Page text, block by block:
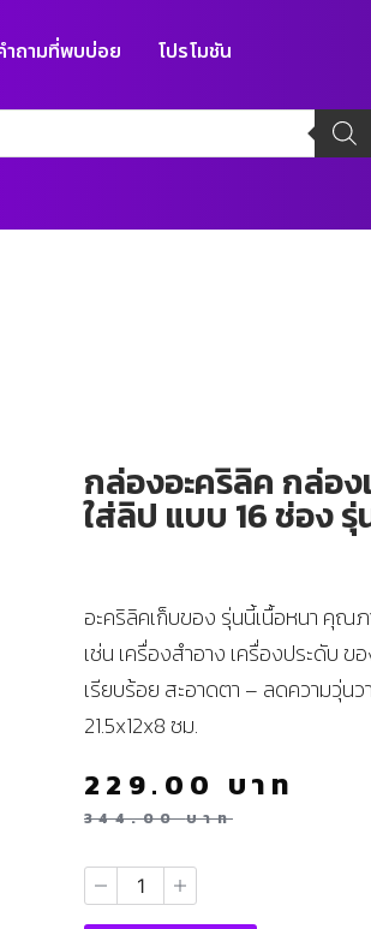
ำถามที่พบบ่อย โปรโมชัน
กล่องอะคริลิค กล่อง
ใส่ลิป แบบ 16 ช่อง รุ่
อะคริลิคเก็บของ รุ่นนี้เนื้อหนา คุ
เช่น เครื่องสำอาง เครื่องประดับ
เรียบร้อย สะอาดตา – ลดความวุ่
21.5x12x8 ซม.
344.00บาท
229.00 บาท